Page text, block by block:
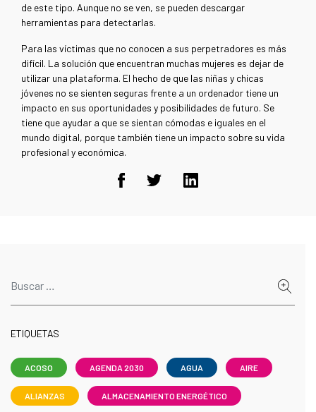
de este tipo. Aunque no se ven, se pueden descargar
herramientas para detectarlas.
Para las víctimas que no conocen a sus perpetradores es más
difícil. La solución que encuentran muchas mujeres es dejar de
utilizar una plataforma. El hecho de que las niñas y chicas
jóvenes no se sienten seguras frente a un ordenador tiene un
impacto en sus oportunidades y posibilidades de futuro. Se
tiene que ayudar a que se sientan cómodas e iguales en el
mundo digital, porque también tiene un impacto sobre su vida
profesional y económica.
ETIQUETAS
ACOSO AGENDA 2030 AGUA AIRE
ALIANZAS ALMACENAMIENTO ENERGÉTICO